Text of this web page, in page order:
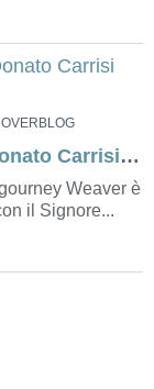
LA RAGAZZA NELLA NEBBIA de Donato Carrisi (VO & VF)
Weaver è
il Signore...